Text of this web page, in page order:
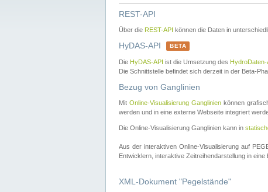
REST-API
Über die REST-API können die Daten in
HyDAS-API BETA
Die HyDAS-API ist die Umsetzung des
Die Schnittstelle befindet sich derzeit in der Beta-
Bezug von Ganglinien
MitOnline-Visualisierung Ganglinien können
werden und in eine externe Webseite integriert
Die Online-Visualisierung Ganglinien kann in
Aus der interaktiven Online-Visualisierung auf
Entwicklern, interaktive Zeitreihendarstellung in
XML-Dokument "Pegelstände"